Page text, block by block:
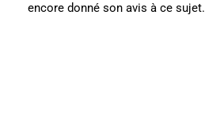
encore donné son avis à ce sujet.